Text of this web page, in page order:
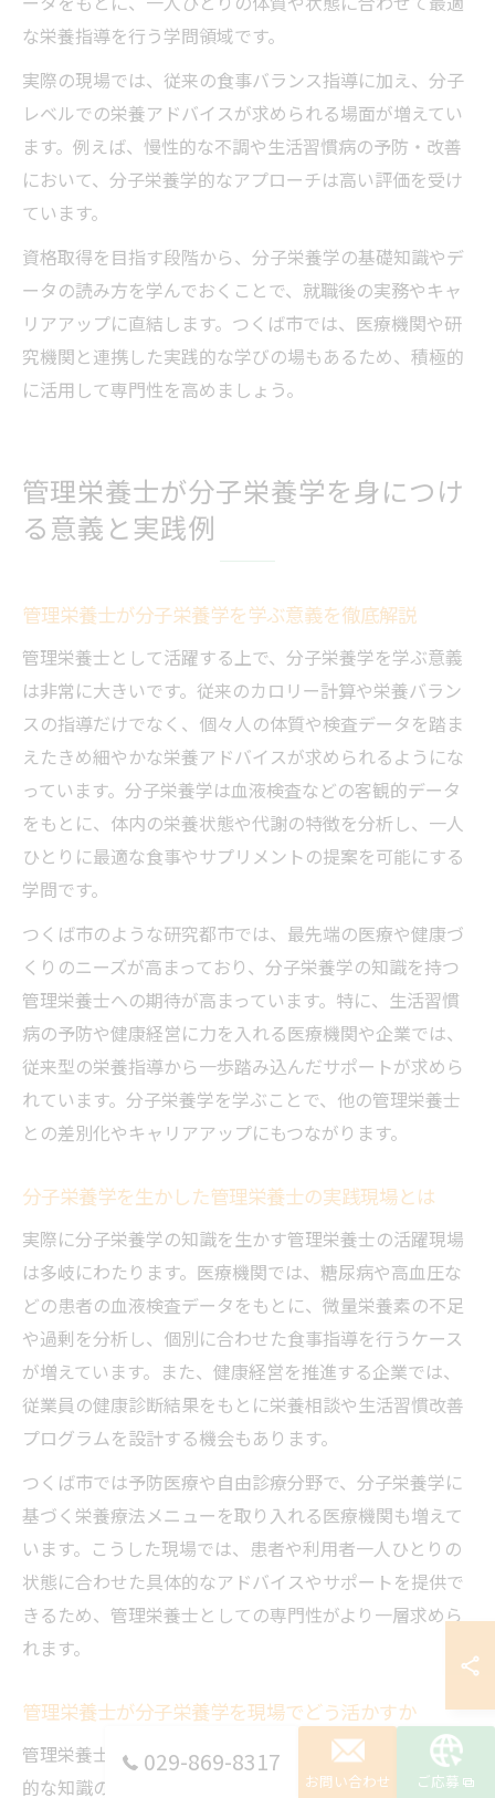
な栄養指導を行う学問領域です。
実際の現場では、従来の食事バランス指導に加え、分子
レベルでの栄養アドバイスが求められる場面が増えてい
ます。例えば、慢性的な不調や生活習慣病の予防・改善
において、分子栄養学的なアプローチは高い評価を受け
ています。
資格取得を目指す段階から、分子栄養学の基礎知識やデ
ータの読み方を学んでおくことで、就職後の実務やキャ
リアアップに直結します。つくば市では、医療機関や研
究機関と連携した実践的な学びの場もあるため、積極的
に活用して専門性を高めましょう。
管理栄養士が分子栄養学を身につけ
る意義と実践例
管理栄養士が分子栄養学を学ぶ意義を徹底解説
管理栄養士として活躍する上で、分子栄養学を学ぶ意義
は非常に大きいです。従来のカロリー計算や栄養バラン
スの指導だけでなく、個々人の体質や検査データを踏ま
えたきめ細やかな栄養アドバイスが求められるようにな
っています。分子栄養学は血液検査などの客観的データ
をもとに、体内の栄養状態や代謝の特徴を分析し、一人
ひとりに最適な食事やサプリメントの提案を可能にする
学問です。
つくば市のような研究都市では、最先端の医療や健康づ
くりのニーズが高まっており、分子栄養学の知識を持つ
管理栄養士への期待が高まっています。特に、生活習慣
病の予防や健康経営に力を入れる医療機関や企業では、
従来型の栄養指導から一歩踏み込んだサポートが求めら
れています。分子栄養学を学ぶことで、他の管理栄養士
との差別化やキャリアアップにもつながります。
分子栄養学を生かした管理栄養士の実践現場とは
実際に分子栄養学の知識を生かす管理栄養士の活躍現場
は多岐にわたります。医療機関では、糖尿病や高血圧な
どの患者の血液検査データをもとに、微量栄養素の不足
や過剰を分析し、個別に合わせた食事指導を行うケース
が増えています。また、健康経営を推進する企業では、
従業員の健康診断結果をもとに栄養相談や生活習慣改善
プログラムを設計する機会もあります。
つくば市では予防医療や自由診療分野で、分子栄養学に
基づく栄養療法メニューを取り入れる医療機関も増えて
います。こうした現場では、患者や利用者一人ひとりの
状態に合わせた具体的なアドバイスやサポートを提供で
きるため、管理栄養士としての専門性がより一層求めら
れます。
管理栄養士が分子栄養学を現場でどう活かすか
管理栄養士が分子栄養学を現場で活かすには、まず基本
的な知識の習得と最新の研究動向の把握が欠かせませ
029-869-8317
お問い合わせ ご応募